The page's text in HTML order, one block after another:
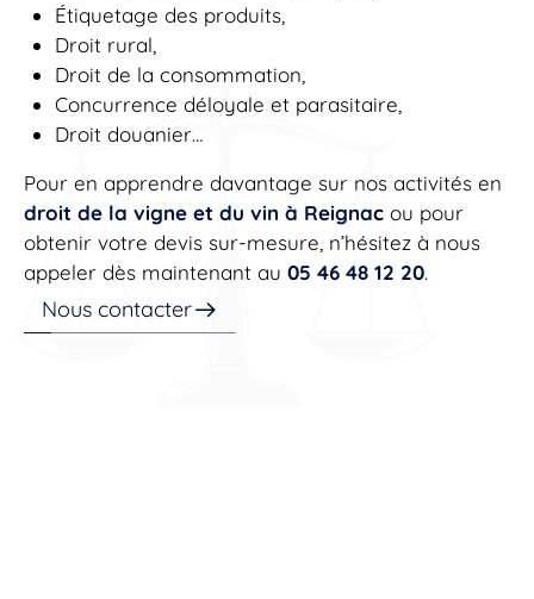
Étiquetage des produits,
Droit rural,
Droit de la consommation,
Concurrence déloyale et parasitaire,
Droit douanier…
Pour en apprendre davantage sur nos activités en
droit de la vigne et du vin à Reignac ou pour
obtenir votre devis sur-mesure, n’hésitez à nous
appeler dès maintenant au 05 46 48 12 20.
Nous contacter